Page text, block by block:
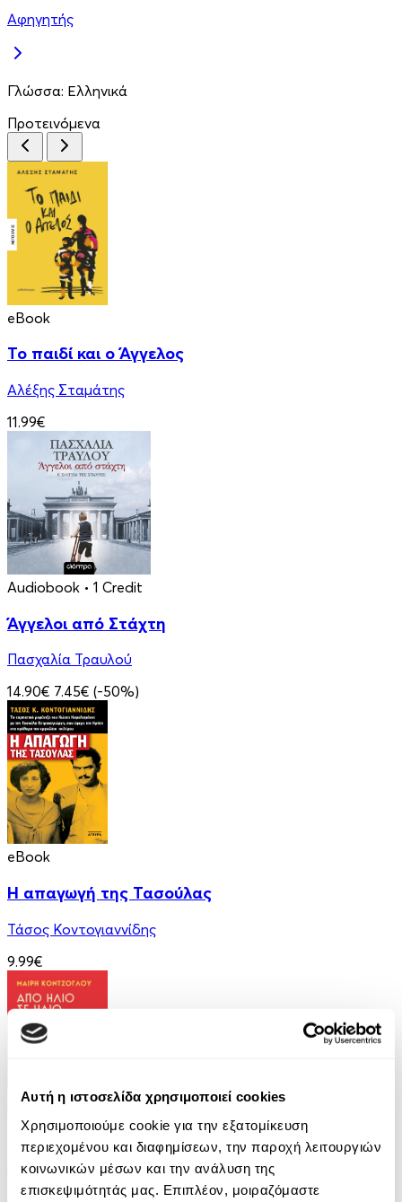
Αυτή η ιστοσελίδα χρησιμοποιεί cookies
Χρησιμοποιούμε cookie για την εξατομίκευση
περιεχομένου και διαφημίσεων, την παροχή λειτουργιών
κοινωνικών μέσων και την ανάλυση της
επισκεψιμότητάς μας. Επιπλέον, μοιραζόμαστε
Αφηγητής
Γλώσσα: Ελληνικά
Προτεινόμενα
eBook
Το παιδί και ο Άγγελος
Αλέξης Σταμάτης
11.99€
Audiobook • 1 Credit
Άγγελοι από Στάχτη
Πασχαλία Τραυλού
14.90€ 7.45€ (-50%)
eBook
Η απαγωγή της Τασούλας
Τάσος Κοντογιαννίδης
9.99€
eBook
Από ήλιο σε ήλιο: Αποσπερίτης